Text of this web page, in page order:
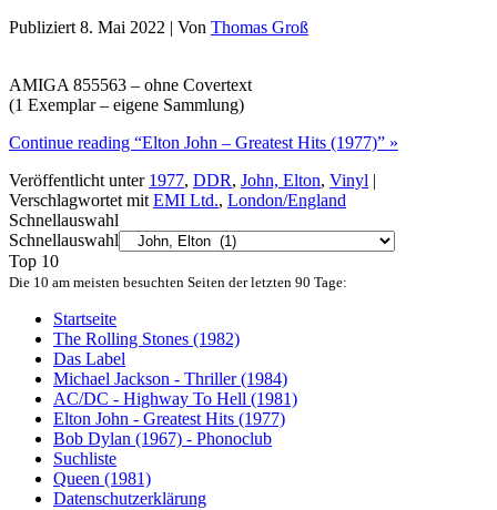
Publiziert 8. Mai 2022 | Von Thomas Groß
AMIGA 855563 – ohne Covertext
(1 Exemplar – eigene Sammlung)
Continue reading “Elton John – Greatest Hits (1977)” »
Veröffentlicht unter 1977, DDR, John, Elton, Vinyl |
Verschlagwortet mit EMI Ltd., London/England
Schnellauswahl
Schnellauswahl
Top 10
Die 10 am meisten besuchten Seiten der letzten 90 Tage:
Startseite
The Rolling Stones (1982)
Das Label
Michael Jackson - Thriller (1984)
AC/DC - Highway To Hell (1981)
Elton John - Greatest Hits (1977)
Bob Dylan (1967) - Phonoclub
Suchliste
Queen (1981)
Datenschutzerklärung